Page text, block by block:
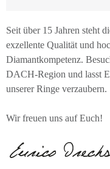
Seit über 15 Jahren
exzellente Qualität und
Diamantkompetenz.
DACH-Region und lasst
unserer Ringe verzaubern.
Wir freuen uns auf Euch!